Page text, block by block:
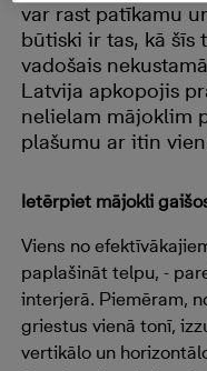
var rast patīkamu
būtiski ir tas, kā šīs
vadošais
Latvija apkopojis
nelielam mājoklim
plašumu ar itin
Ietērpiet mājokli
Viens no
paplašināt telpu, -
interjerā. Piemēram,
griestus vienā tonī,
vertikālo un